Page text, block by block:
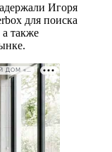
Игоря
для поиска
также
РЕКЛАМА • ООО СТРОИТЕЛЬНЫЙ ТОРГОВЫЙ ДОМ «ПЕТРОВИЧ». ИНН: 7802348846